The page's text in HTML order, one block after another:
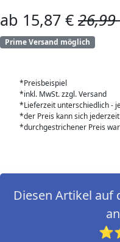
ab 15,87 € 26,99
Prime Versand möglich
*Preisbeispiel
*inkl. MwSt. zzgl. Versand
*Lieferzeit unterschiedlich -
*der Preis kann sich
*durchgestrichener Preis
Diesen Artikel auf